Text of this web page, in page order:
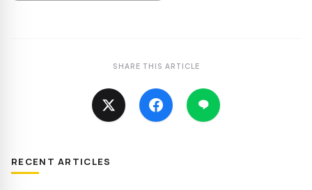
SHARE THIS ARTICLE
RECENT ARTICLES